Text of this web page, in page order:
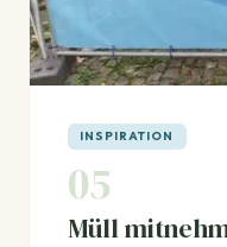
INSPIRATION
05
Müll